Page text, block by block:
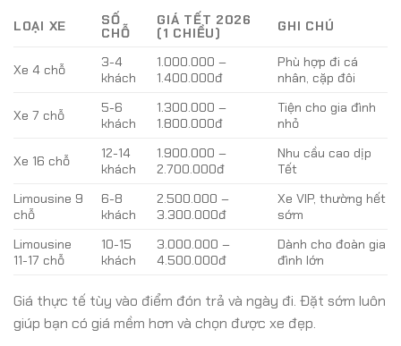
LOẠI XE
SỐ
CHỖ
GIÁ TẾT 2026
(1 CHIỀU)
GHI CHÚ
Xe 4 chỗ
3-4
khách
1.000.000 –
1.400.000đ
Phù hợp đi cá
nhân, cặp đôi
Xe 7 chỗ
5-6
khách
1.300.000 –
1.800.000đ
Tiện cho gia đình
nhỏ
Xe 16 chỗ
12-14
khách
1.900.000 –
2.700.000đ
Nhu cầu cao dịp
Tết
Limousine 9
chỗ
6-8
khách
2.500.000 –
3.300.000đ
Xe VIP, thường hết
sớm
Limousine
11-17 chỗ
10-15
khách
3.000.000 –
4.500.000đ
Dành cho đoàn gia
đình lớn
Giá thực tế tùy vào điểm đón trả và ngày đi. Đặt sớm luôn
giúp bạn có giá mềm hơn và chọn được xe đẹp.